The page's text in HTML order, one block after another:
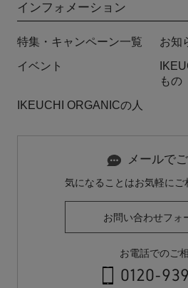
インフォメーション
特集・キャンペーン一覧 お知
イベント
もの
IKEUCHI ORGANICの人
メールで
気になることはお気軽にご
お問い合わせフォ
お電話でのご
0120-